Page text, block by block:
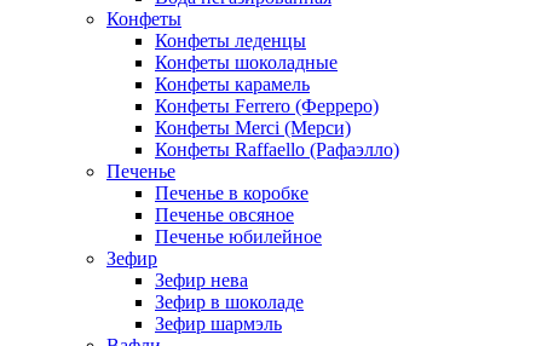
Конфеты
Конфеты леденцы
Конфеты шоколадные
Конфеты карамель
Конфеты Ferrero (Ферреро)
Конфеты Merci (Мерси)
Конфеты Raffaello (Рафаэлло)
Печенье
Печенье в коробке
Печенье овсяное
Печенье юбилейное
Зефир
Зефир нева
Зефир в шоколаде
Зефир шармэль